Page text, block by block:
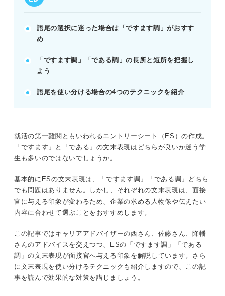
効果的な使い分けと最終チェック
文字数、アピール内容、業界、ES項目で語尾を使い
語尾の不揃い、不自然な敬語、連続使用に注意して
見直す。
ある。
記事の該当箇所を見る
ESの語尾の選択は内容を効果的に伝える手段
迷ったら「ですます調」に！ ESの語尾は状況
によって使い分けよう
ESの語尾を「ですます」に統一するメリッ
ト・デメリット
デメリット
※AIの特性上、間違いが含まれている場合があります。記事本文
と併せてご確認ください。
語尾の選択に迷った場合は「ですます調」がおすす
め
「ですます調」「である調」の長所と短所を把握し
よう
語尾を使い分ける場合の4つのテクニックを紹介
就活の第一難関ともいわれるエントリーシート（ES）の作成。
「ですます」と「である」の文末表現はどちらが良いか迷う学
生も多いのではないでしょうか。
基本的にESの文末表現は、「ですます調」「である調」どちら
でも問題はありません。しかし、それぞれの文末表現は、面接
官に与える印象が変わるため、企業の求める人物像や伝えたい
内容に合わせて選ぶことをおすすめします。
この記事ではキャリアアドバイザーの西さん、佐藤さん、降幡
さんのアドバイスを交えつつ、ESの「ですます調」「である
調」の文末表現が面接官へ与える印象を解説しています。さら
に文末表現を使い分けるテクニックも紹介しますので、この記
事を読んで効果的な対策を講じましょう。